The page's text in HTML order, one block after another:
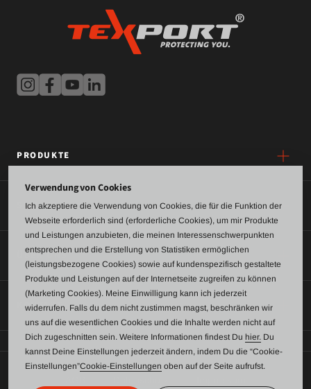
PRODUKTE
SERVICE
ÜBER UNS
KONTAKT
Verwendung von Cookies
Ich akzeptiere die Verwendung von Cookies, die für die Funktion der
Webseite erforderlich sind (erforderliche Cookies), um mir Produkte
und Leistungen anzubieten, die meinen Interessenschwerpunkten
entsprechen und die Erstellung von Statistiken ermöglichen
(leistungsbezogene Cookies) sowie auf kundenspezifisch gestaltete
Produkte und Leistungen auf der Internetseite zugreifen zu können
(Marketing Cookies). Meine Einwilligung kann ich jederzeit
widerrufen. Falls du dem nicht zustimmen magst, beschränken wir
uns auf die wesentlichen Cookies und die Inhalte werden nicht auf
Dich zugeschnitten sein. Weitere Informationen findest Du hier. Du
kannst Deine Einstellungen jederzeit ändern, indem Du die “Cookie-
Einstellungen”Cookie-Einstellungen oben auf der Seite aufrufst.